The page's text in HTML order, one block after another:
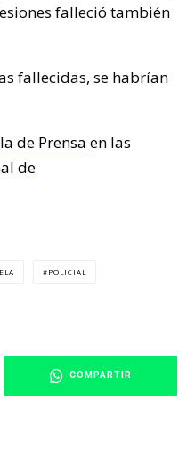
falleció también
fallecidas, se habrían
de Prensa en las
de
POLICIAL
COMPARTIR